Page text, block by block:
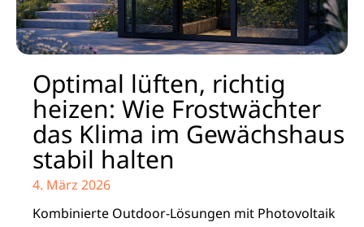
Optimal lüften, richtig
heizen: Wie Frostwächter
das Klima im Gewächshaus
stabil halten
4. März 2026
Kombinierte Outdoor-Lösungen mit Photovoltaik